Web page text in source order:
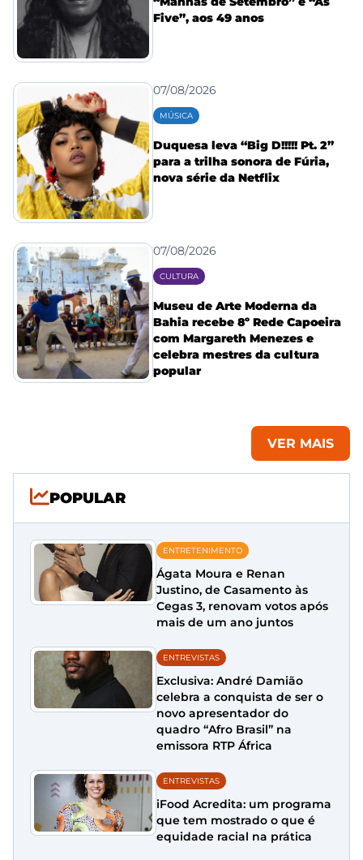
Five”, aos 49 anos
07/08/2026
MÚSICA
Duquesa leva “Big D!!!!! Pt. 2”
para a trilha sonora de Fúria,
nova série da Netflix
07/08/2026
CULTURA
Museu de Arte Moderna da
Bahia recebe 8º Rede Capoeira
com Margareth Menezes e
celebra mestres da cultura
popular
VER MAIS
POPULAR
ENTRETENIMENTO
Ágata Moura e Renan
Justino, de Casamento às
Cegas 3, renovam votos após
mais de um ano juntos
ENTREVISTAS
Exclusiva: André Damião
celebra a conquista de ser o
novo apresentador do
quadro “Afro Brasil” na
emissora RTP África
ENTREVISTAS
iFood Acredita: um programa
que tem mostrado o que é
equidade racial na prática